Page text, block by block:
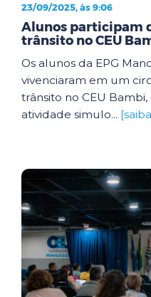
23/09/2025, às 9:06
Alunos participam
trânsito no CEU
Os alunos da EPG
vivenciaram em um
trânsito no CEU Bambi,
atividade simulo...